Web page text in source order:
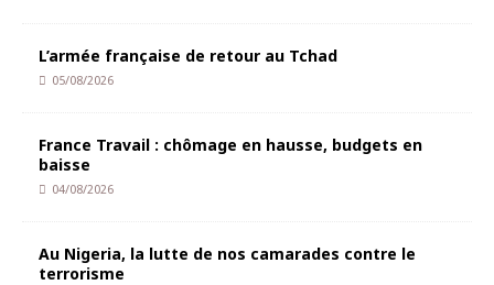
L’armée française de retour au Tchad
05/08/2026
France Travail : chômage en hausse, budgets en
baisse
04/08/2026
Au Nigeria, la lutte de nos camarades contre le
terrorisme